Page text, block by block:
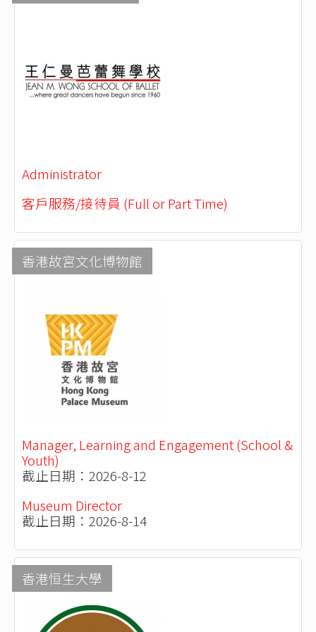
Administrator
客戶服務/接待員 (Full or Part Time)
香港故宮文化博物館
Manager, Learning and Engagement (School &
Youth)
截止日期：2026-8-12
Museum Director
截止日期：2026-8-14
香港恒生大學